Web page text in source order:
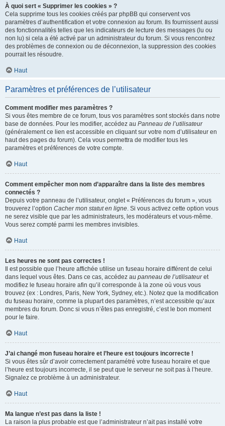
À quoi sert « Supprimer les cookies » ?
Cela supprime tous les cookies créés par phpBB qui conservent vos
paramètres d’authentification et votre connexion au forum. Ils fournissent aussi
des fonctionnalités telles que les indicateurs de lecture des messages (lu ou
non lu) si cela a été activé par un administrateur du forum. Si vous rencontrez
des problèmes de connexion ou de déconnexion, la suppression des cookies
pourrait les résoudre.
Haut
Paramètres et préférences de l’utilisateur
Comment modifier mes paramètres ?
Si vous êtes membre de ce forum, tous vos paramètres sont stockés dans notre
base de données. Pour les modifier, accédez au Panneau de l’utilisateur
(généralement ce lien est accessible en cliquant sur votre nom d’utilisateur en
haut des pages du forum). Cela vous permettra de modifier tous les
paramètres et préférences de votre compte.
Haut
Comment empêcher mon nom d’apparaître dans la liste des membres
connectés ?
Depuis votre panneau de l’utilisateur, onglet « Préférences du forum », vous
trouverez l’option Cacher mon statut en ligne. Si vous activez cette option vous
ne serez visible que par les administrateurs, les modérateurs et vous-même.
Vous serez compté parmi les membres invisibles.
Haut
Les heures ne sont pas correctes !
Il est possible que l’heure affichée utilise un fuseau horaire différent de celui
dans lequel vous êtes. Dans ce cas, accédez au panneau de l’utilisateuret
modifiez le fuseau horaire afin qu’il corresponde à la zone où vous vous
trouvez (ex : Londres, Paris, New York, Sydney, etc.). Notez que la modification
du fuseau horaire, comme la plupart des paramètres, n’est accessible qu’aux
membres du forum. Donc si vous n’êtes pas enregistré, c’est le bon moment
pour le faire.
Haut
J’ai changé mon fuseau horaire et l’heure est toujours incorrecte !
Si vous êtes sûr d’avoir correctement paramétré votre fuseau horaire et que
l’heure est toujours incorrecte, il se peut que le serveur ne soit pas à l’heure.
Signalez ce problème à un administrateur.
Haut
Ma langue n’est pas dans la liste !
La raison la plus probable est que l’administrateur n’ait pas installé votre